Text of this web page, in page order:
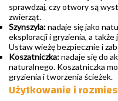
sprawdzaj, czy otwory są
zwierząt.
Szynszyla:nadaje się jako
eksploracji i gryzienia, a
Ustaw wieżę bezpiecznie i
Koszatniczka:nadaje się do
naturalnego. Koszatniczka
gryzienia i tworzenia ścieżek.
Użytkowanie i